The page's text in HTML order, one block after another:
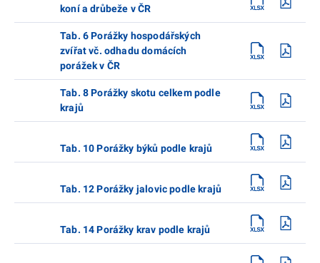
koní a drůbeže v ČR
Tab. 6 Porážky hospodářských
zvířat vč. odhadu domácích
porážek v ČR
Tab. 8 Porážky skotu celkem podle
krajů
Tab. 10 Porážky býků podle krajů
Tab. 12 Porážky jalovic podle krajů
Tab. 14 Porážky krav podle krajů